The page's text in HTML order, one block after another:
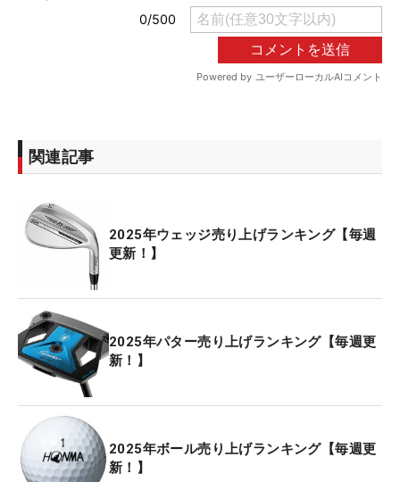
関連記事
2025年ウェッジ売り上げランキング【毎週
更新！】
2025年パター売り上げランキング【毎週更
新！】
2025年ボール売り上げランキング【毎週更
新！】